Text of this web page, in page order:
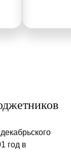
год в